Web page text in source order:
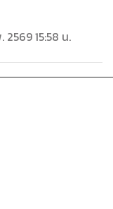
15:58 น.